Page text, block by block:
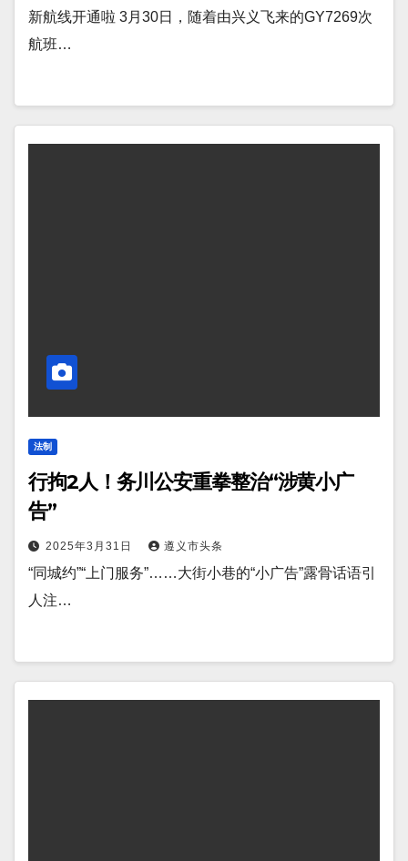
新航线开通啦 3月30日，随着由兴义飞来的GY7269次
航班…
法制
行拘2人！务川公安重拳整治“涉黄小广
告”
2025年3月31日 遵义市头条
“同城约”“上门服务”……大街小巷的“小广告”露骨话语引
人注…